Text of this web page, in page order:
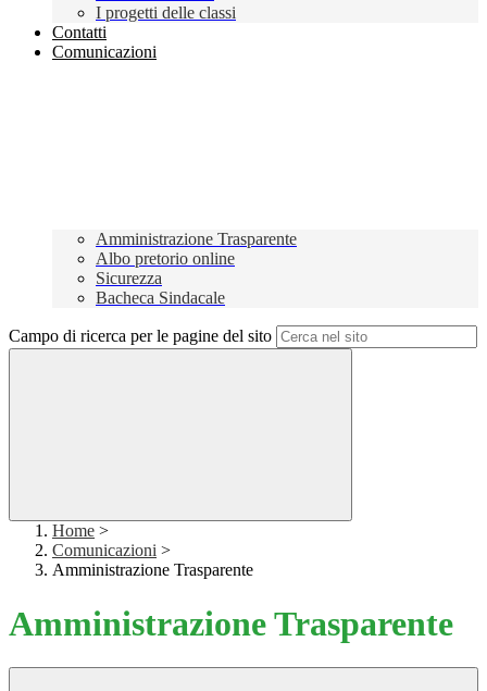
I progetti delle classi
Contatti
Comunicazioni
Amministrazione Trasparente
Albo pretorio online
Sicurezza
Bacheca Sindacale
Campo di ricerca per le pagine del sito
Home >
Comunicazioni >
Amministrazione Trasparente
Amministrazione Trasparente